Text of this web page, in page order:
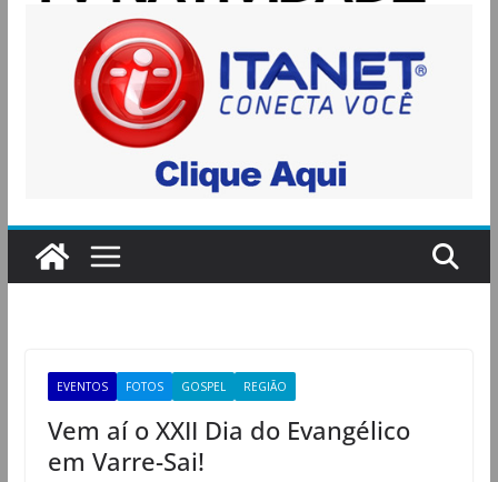
EVENTOS FOTOS GOSPEL REGIÃO
Vem aí o XXII Dia do Evangélico
em Varre-Sai!